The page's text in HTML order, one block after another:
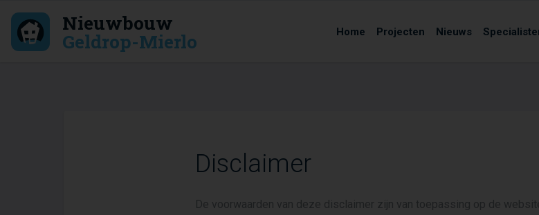
Nieuwbouw
Geldrop-Mierlo Home Projecten Nieuws
Disclaimer
De voorwaarden van deze disclaimer zijn van toepassing op de